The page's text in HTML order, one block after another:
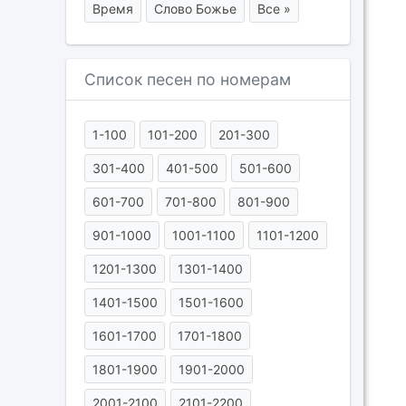
Время Слово Божье Все »
Список песен по номерам
1-100 101-200 201-300
301-400 401-500 501-600
601-700 701-800 801-900
901-1000 1001-1100 1101-1200
1201-1300 1301-1400
1401-1500 1501-1600
1601-1700 1701-1800
1801-1900 1901-2000
2001-2100 2101-2200